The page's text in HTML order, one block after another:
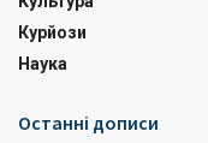
Курйози
Наука
Останні дописи